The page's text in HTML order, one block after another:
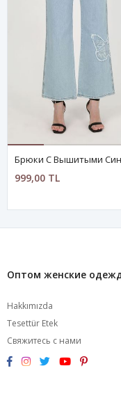
999,00 TL
Оптом женские
Hakkımızda
Tesettür Etek
Свяжитесь с нами